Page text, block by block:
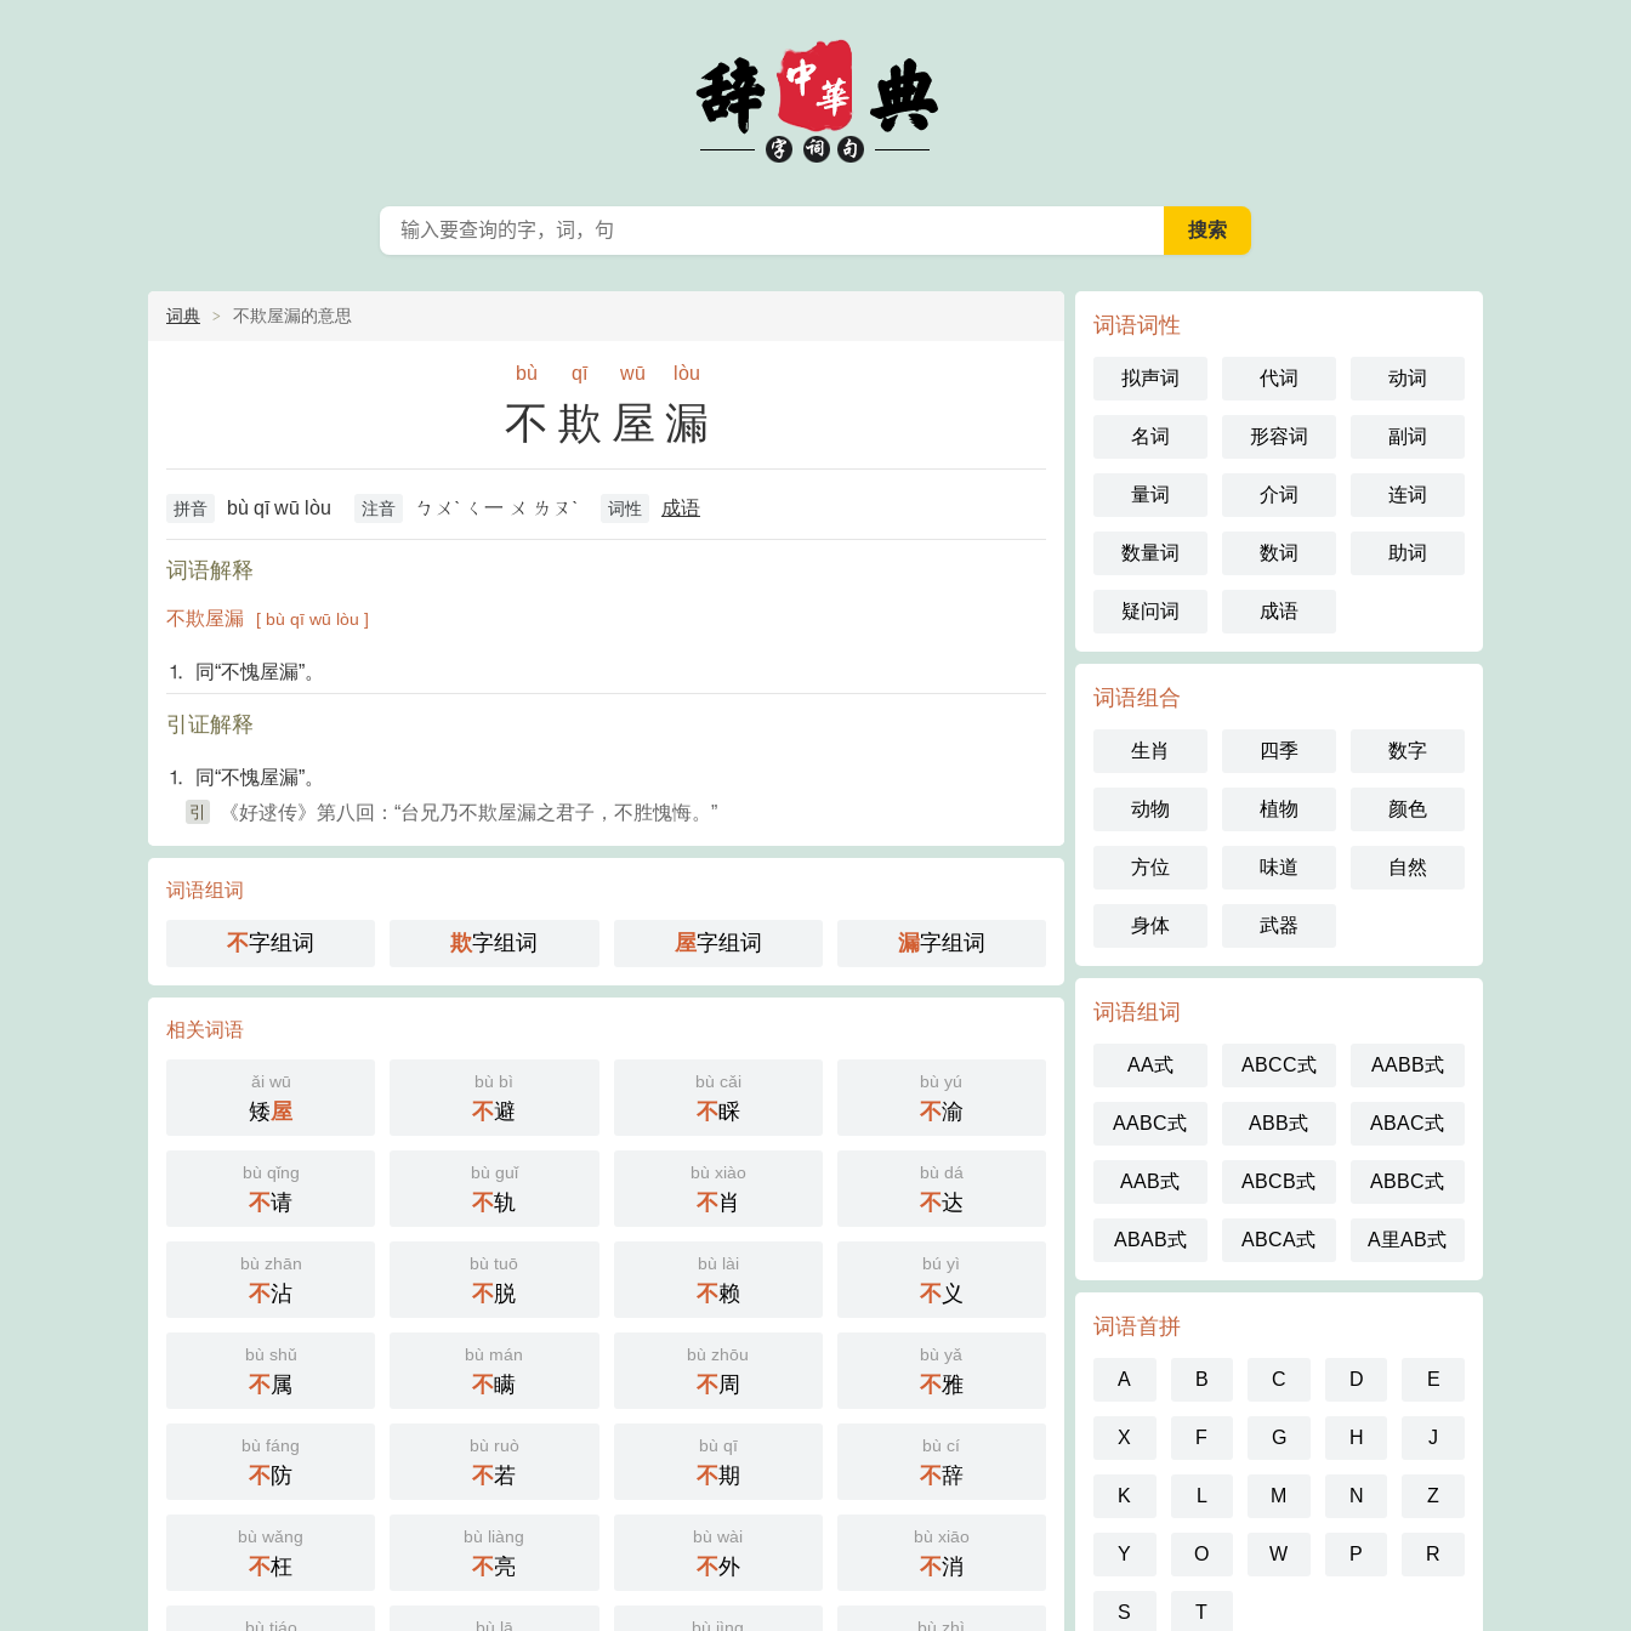
词典 不欺屋漏的意思
bù qī wū lòu
不欺屋漏
拼音 bù qī wū lòu 注音 ㄅㄨˋ ㄑ一 ㄨ ㄌㄡˋ 词性 成语
词语解释
不欺屋漏 [ bù qī wū lòu ]
⒈ 同“不愧屋漏”。
引证解释
⒈ 同“不愧屋漏”。
引 《好逑传》第八回：“台兄乃不欺屋漏之君子，不胜愧悔。”
词语组词
不字组词 欺字组词 屋字组词 漏字组词
相关词语
ǎi wū
矮屋
bù bì
不避
bù cǎi
不睬
bù yú
不渝
bù qǐng
不请
bù guǐ
不轨
bù xiào
不肖
bù dá
不达
bù zhān
不沾
bù tuō
不脱
bù lài
不赖
bú yì
不义
bù shǔ
不属
bù mán
不瞒
bù zhōu
不周
bù yǎ
不雅
bù fáng
不防
bù ruò
不若
bù qī
不期
bù cí
不辞
bù wǎng
不枉
bù liàng
不亮
bù wài
不外
bù xiāo
不消
词语词性
拟声词 代词 动词
名词 形容词 副词
量词 介词 连词
数量词 数词 助词
疑问词 成语
词语组合
生肖 四季 数字
动物 植物 颜色
方位 味道 自然
身体 武器
词语组词
AA式 ABCC式 AABB式
AABC式 ABB式 ABAC式
AAB式 ABCB式 ABBC式
ABAB式 ABCA式 A里AB式
词语首拼
A B C D E
X F G H J
K L M N Z
Y O W P R
S T